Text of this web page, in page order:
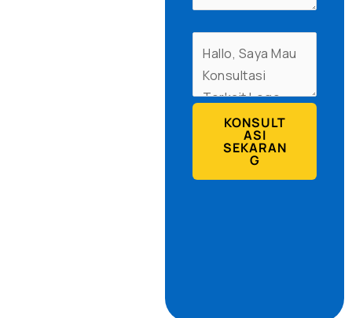
KONSULT
ASI
SEKARAN
G